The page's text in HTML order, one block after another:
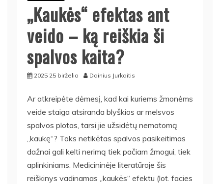
„Kaukės“ efektas ant
veido – ką reiškia ši
spalvos kaita?
2025 25 birželio Dainius Jurkaitis
Ar atkreipėte dėmesį, kad kai kuriems žmonėms
veide staiga atsiranda blyškios ar melsvos
spalvos plotas, tarsi jie užsidėtų nematomą
„kaukę“? Toks netikėtas spalvos pasikeitimas
dažnai gali kelti nerimą tiek pačiam žmogui, tiek
aplinkiniams. Medicininėje literatūroje šis
reiškinys vadinamas „kaukės“ efektu (lot. facies